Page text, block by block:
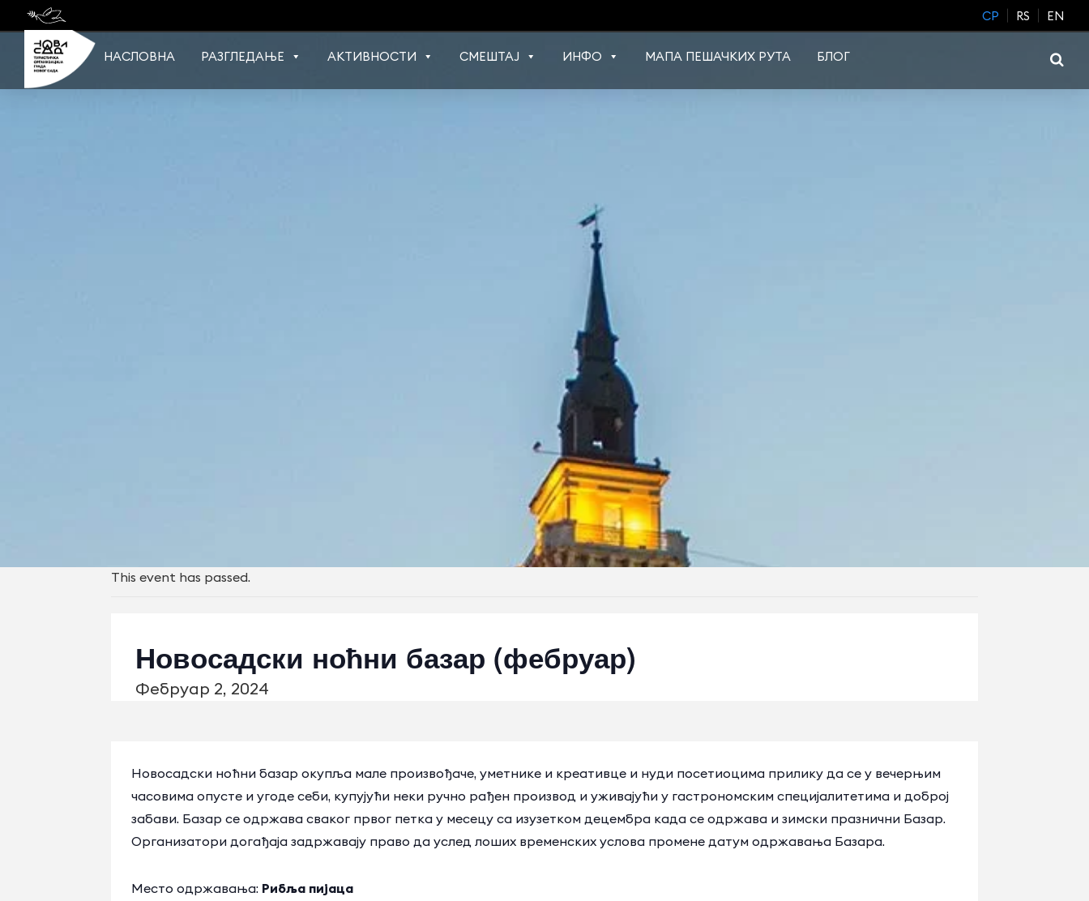
content
CP RS EN
НАСЛОВНА РАЗГЛЕДАЊЕ АКТИВНОСТИ СМЕШТАЈ ИНФО МАПА ПЕШАЧКИХ РУТА БЛОГ
This event has passed.
Новосадски ноћни базар (фебруар)
Фебруар 2, 2024
Новосадски ноћни базар окупља мале произвођаче, уметнике и креативце и нуди посетиоцима прилику да се у вечерњим
часовима опусте и угоде себи, купујући неки ручно рађен производ и уживајући у гастрономским специјалитетима и доброј
забави. Базар се одржава сваког првог петка у месецу са изузетком децембра када се одржава и зимски празнични Базар.
Организатори догађаја задржавају право да услед лоших временских услова промене датум одржавања Базара.
Место одржавања: Рибља пијаца